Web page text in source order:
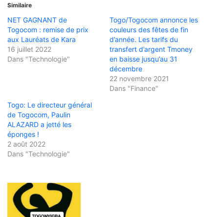
Similaire
NET GAGNANT de
Togocom : remise de prix
aux Lauréats de Kara
16 juillet 2022
Dans "Technologie"
Togo/Togocom annonce les
couleurs des fêtes de fin
d’année. Les tarifs du
transfert d’argent Tmoney
en baisse jusqu’au 31
décembre
22 novembre 2021
Dans "Finance"
Togo: Le directeur général
de Togocom, Paulin
ALAZARD a jetté les
éponges !
2 août 2022
Dans "Technologie"